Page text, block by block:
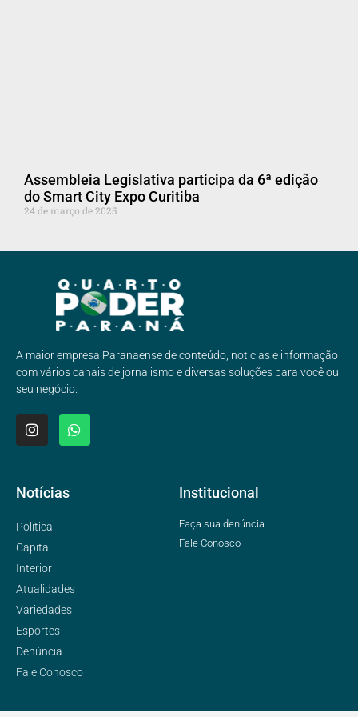
Assembleia Legislativa participa da 6ª edição
do Smart City Expo Curitiba
24 de março de 2025
A maior empresa Paranaense de conteúdo, noticias e informação
com vários canais de jornalismo e diversas soluções para você ou
seu negócio.
Notícias
Política
Capital
Interior
Atualidades
Variedades
Esportes
Denúncia
Fale Conosco
Institucional
Faça sua denúncia
Fale Conosco